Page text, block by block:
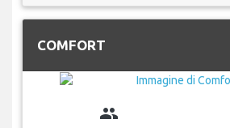
COMFORT
group